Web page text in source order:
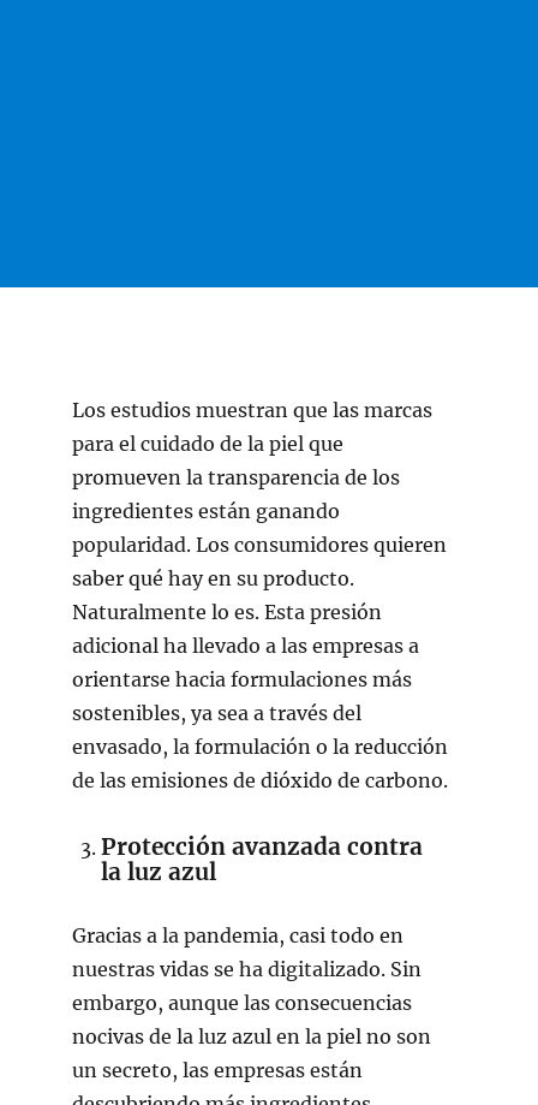
Los estudios muestran que las marcas
para el cuidado de la piel que
promueven la transparencia de los
ingredientes están ganando
popularidad. Los consumidores quieren
saber qué hay en su producto.
Naturalmente lo es. Esta presión
adicional ha llevado a las empresas a
orientarse hacia formulaciones más
sostenibles, ya sea a través del
envasado, la formulación o la reducción
de las emisiones de dióxido de carbono.
Protección avanzada contra
la luz azul
Gracias a la pandemia, casi todo en
nuestras vidas se ha digitalizado. Sin
embargo, aunque las consecuencias
nocivas de la luz azul en la piel no son
un secreto, las empresas están